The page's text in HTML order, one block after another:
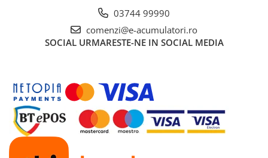
03744 99990
comenzi@e-acumulatori.ro
SOCIAL URMARESTE-NE IN SOCIAL MEDIA